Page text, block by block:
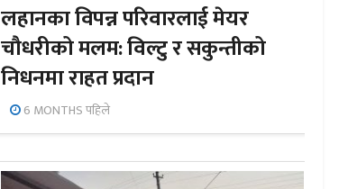
लहानका विपन्न परिवारलाई मेयर
चौधरीको मलम: विल्टु र सकुन्तीको
निधनमा राहत प्रदान
6 MONTHS पहिले